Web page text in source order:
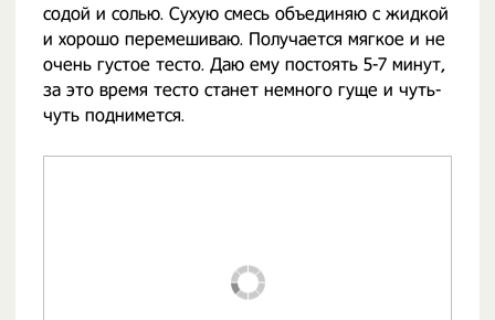
содой и солью. Сухую смесь объединяю с жидкой
и хорошо перемешиваю. Получается мягкое и не
очень густое тесто. Даю ему постоять 5-7 минут,
за это время тесто станет немного гуще и чуть-
чуть поднимется.